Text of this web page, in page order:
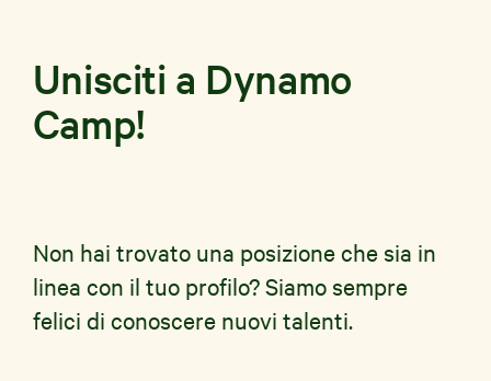
News e Storie
Unisciti a Dynamo
Camp!
Non hai trovato una posizione che sia in
linea con il tuo profilo? Siamo sempre
felici di conoscere nuovi talenti.